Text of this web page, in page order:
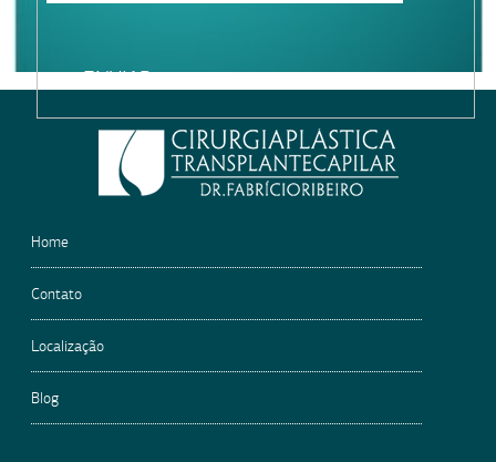
leave
Home
Contato
Localização
Blog